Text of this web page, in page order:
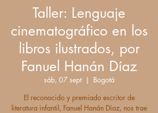
Taller: Lenguaje
cinematográfico en los
libros ilustrados, por
Fanuel Hanán Díaz
sáb, 07 sept
  |
Bogotá
El reconocido y premiado escritor de
literatura infantil, Fanuel Hanán Díaz, nos trae